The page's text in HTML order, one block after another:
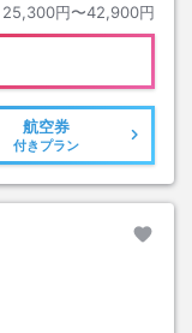
25,300円〜42,900円
航空券
付きプラン